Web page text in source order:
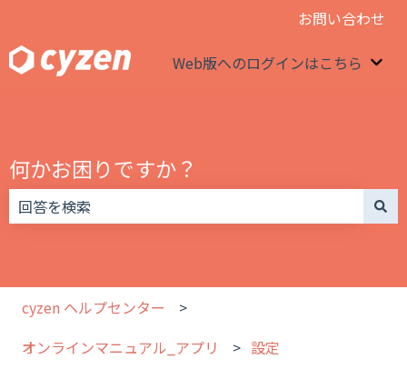
お問い合わせ
Web版へのログインはこちら
何かお困りですか？
cyzen ヘルプセンター
オンラインマニュアル_アプリ
設定